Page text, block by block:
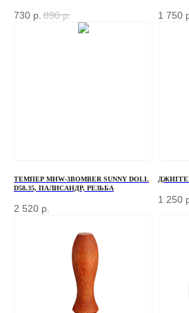
730 р. 890 р. 1 750
ТЕМПЕР MHW-3BOMBER SUNNY DOLL
D58.35, ПАЛИСАНДР, РЕЗЬБА
2 520 р.
1 250
Если у вас есть вопросы по ассортименту или
нужна консультация — оставьте свои
свяжемся с вами
ЗАКАЗАТЬ ЗВОНОК